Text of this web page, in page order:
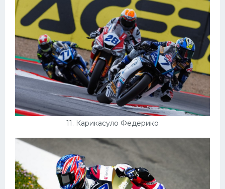
11. Карикасуло Федерико